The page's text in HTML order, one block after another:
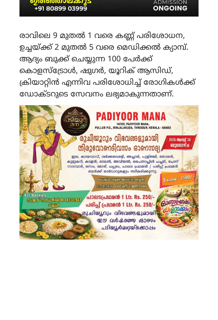
രാവിലെ 9 മുതൽ 1 വരെ കണ്ണ് പരിശോധന,
ഉച്ചയ്ക്ക് 2 മുതൽ 5 വരെ മെഡിക്കൽ ക്യാമ്പ്.
ആദ്യം ബുക്ക് ചെയ്യുന്ന 100 പേർക്ക്
കൊളസ്ട്രോൾ, ഷുഗർ, യൂറിക് ആസിഡ്,
ക്രിയാറ്റിൻ എന്നിവ പരിശോധിച്ച് രോഗികൾക്ക്
ഡോക്‌ടറുടെ സേവനം ലഭ്യമാകുന്നതാണ്.